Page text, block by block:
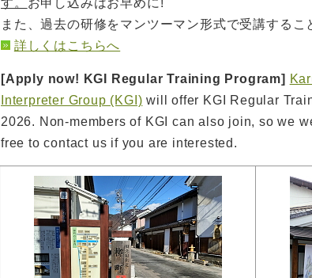
す。 お申し込みはお早めに!
また、過去の研修をマンツーマン形式で受講するこ
詳しくはこちらへ
[Apply now! KGI Regular Training Program]
Interpreter Group (KGI) will offer KGI Regular
2026. Non-members of KGI can also join, so we
free to contact us if you are interested.